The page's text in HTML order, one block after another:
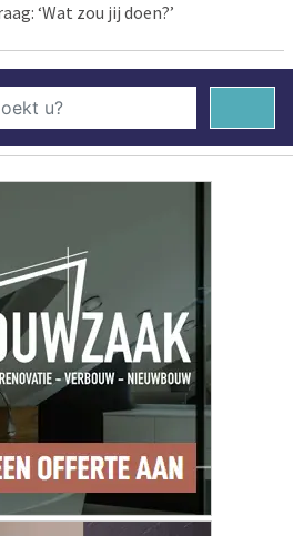
‘Wat zou jij doen?’